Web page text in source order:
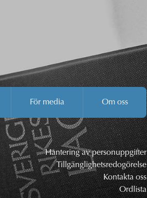
För media Om oss
Hantering av personuppgifter
Tillgänglighetsredogörelse
Kontakta oss
Ordlista